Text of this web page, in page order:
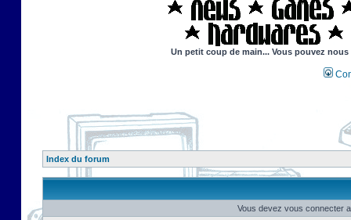
Un petit coup de main... Vous pouvez
Index du forum
Vous devez vous connecter